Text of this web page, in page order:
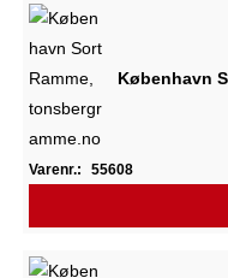
København
Varenr.: 55608